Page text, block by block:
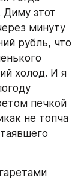
Диму этот
минуту
рубль, что
холод. И я
печкой
не топча